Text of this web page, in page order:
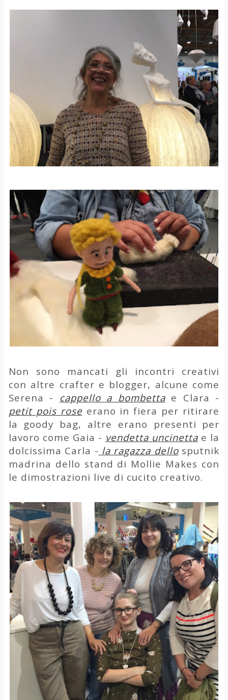
Non sono mancati gli incontri creativi
con altre crafter e blogger, alcune come
Serena - cappello a bombettae Clara -
petit pois rose erano in fiera per ritirare
la goody bag, altre erano presenti per
lavoro come Gaia - vendetta uncinetta e la
dolcissima Carla - la ragazza dellosputnik
madrina dello stand di Mollie Makes con
le dimostrazioni live di cucito creativo.